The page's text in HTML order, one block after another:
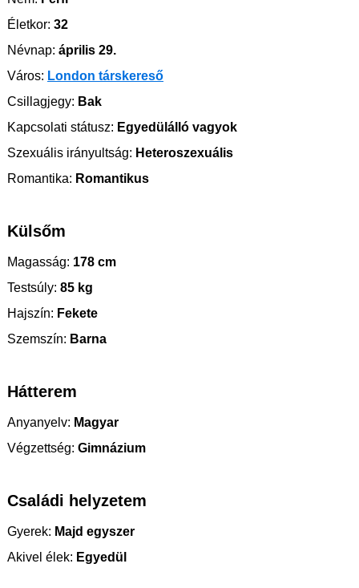
Életkor: 32
Névnap: április 29.
Város: London társkereső
Csillagjegy: Bak
Kapcsolati státusz: Egyedülálló vagyok
Szexuális irányultság: Heteroszexuális
Romantika: Romantikus
Külsőm
Magasság: 178 cm
Testsúly: 85 kg
Hajszín: Fekete
Szemszín: Barna
Hátterem
Anyanyelv: Magyar
Végzettség: Gimnázium
Családi helyzetem
Gyerek: Majd egyszer
Akivel élek: Egyedül